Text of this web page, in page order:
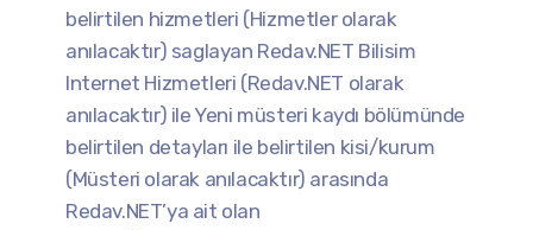
belirtilen hizmetleri (Hizmetler olarak
anılacaktır) saglayan Redav.NET Bilisim
Internet Hizmetleri (Redav.NET olarak
anılacaktır) ile Yeni müsteri kaydı bölümünde
belirtilen detayları ile belirtilen kisi/kurum
(Müsteri olarak anılacaktır) arasında
Redav.NET’ya ait olan